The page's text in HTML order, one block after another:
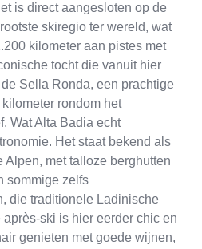
is direct aangesloten op de
skiregio ter wereld, wat
kilometer aan pistes met
tocht die vanuit hier
Sella Ronda, een prachtige
rondom het
Wat Alta Badia echt
Het staat bekend als
Alpen, met talloze berghutten
sommige zelfs
die traditionele Ladinische
ski is hier eerder chic en
genieten met goede wijnen,